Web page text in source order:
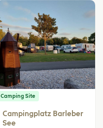
Camping Site
Campingplatz Barleber
See